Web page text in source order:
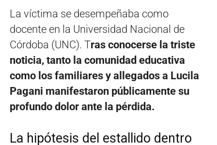
La víctima se desempeñaba como
docente en la Universidad Nacional de
Córdoba (UNC). Tras conocerse la triste
noticia, tanto la comunidad educativa
como los familiares y allegados a Lucila
Pagani manifestaron públicamente su
profundo dolor ante la pérdida.
La hipótesis del estallido dentro